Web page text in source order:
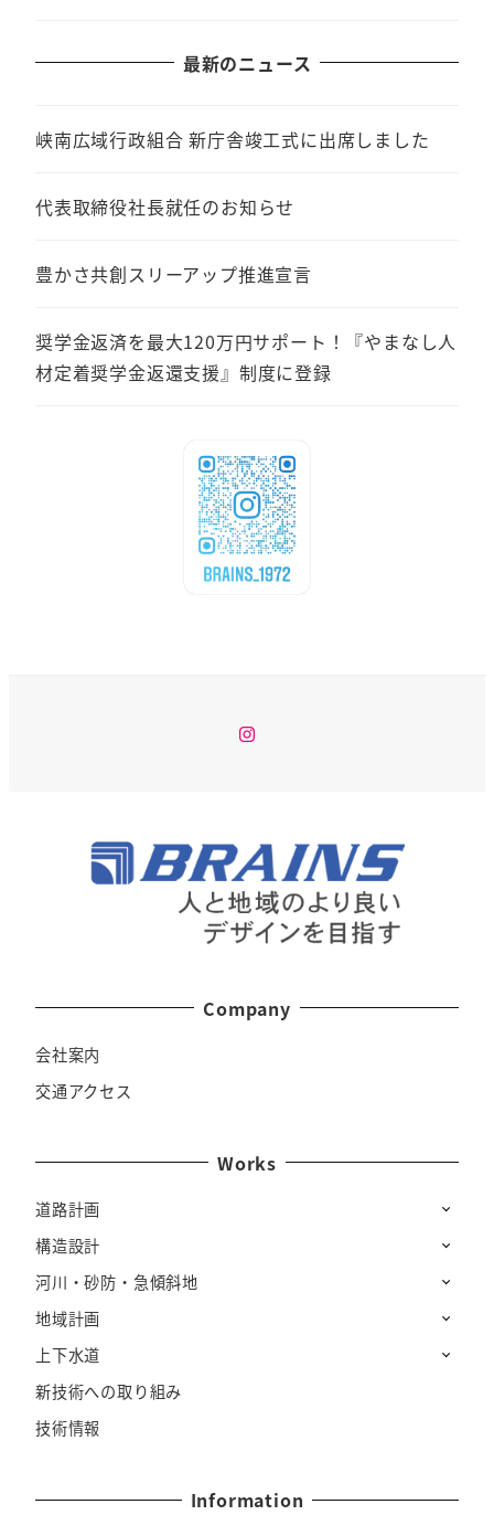
最新のニュース
峡南広域行政組合 新庁舎竣工式に出席しました
代表取締役社長就任のお知らせ
豊かさ共創スリーアップ推進宣言
奨学金返済を最大120万円サポート！『やまなし人
材定着奨学金返還支援』制度に登録
Instagram
Company
会社案内
交通アクセス
Works
道路計画
構造設計
河川・砂防・急傾斜地
地域計画
上下水道
新技術への取り組み
技術情報
Information